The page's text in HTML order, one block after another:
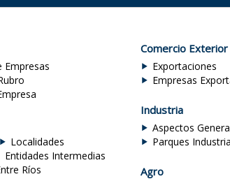
Empresas
Localidades
Entidades Intermedias
Ríos
Comercio Exterior
Exportaciones
Empresas
Industria
Aspectos
Parques
Agro